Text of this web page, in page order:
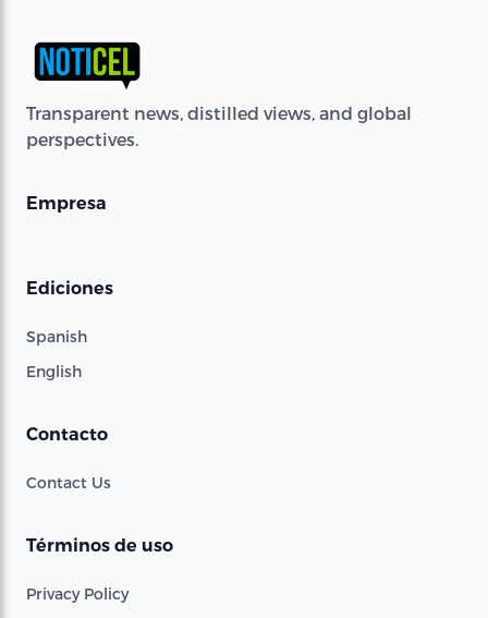
Transparent news, distilled views, and global
perspectives.
Empresa
Ediciones
Spanish
English
Contacto
Contact Us
Términos de uso
Privacy Policy